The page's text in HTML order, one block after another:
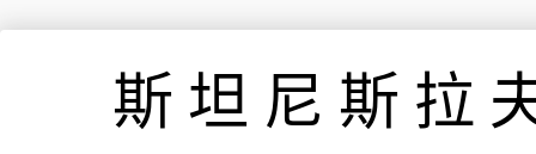
斯坦尼斯拉